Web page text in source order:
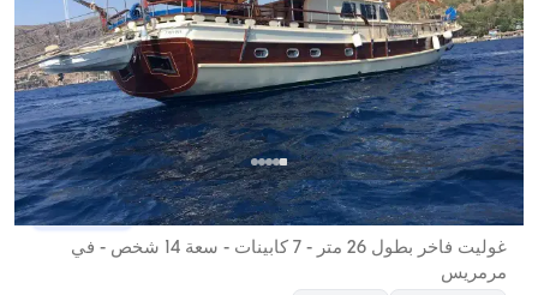
مرمريس, Muğla قارب جديد
غوليت فاخر بطول 26 متر - 7 كابينات - سعة 14 شخص - في
مرمريس